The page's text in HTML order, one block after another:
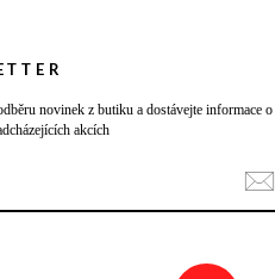
novinek z butiku a dostávejte informace o
akcích